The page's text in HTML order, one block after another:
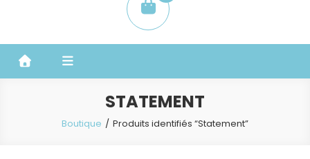
item
STATEMENT
Boutique Produits identifiés “Statement”